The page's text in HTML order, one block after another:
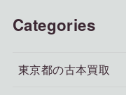
Categories
東京都の古本買取